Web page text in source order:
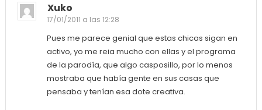
Xuko
17/01/2011 a las 12:28
Pues me parece genial que estas chicas sigan en
activo, yo me reia mucho con ellas y el programa
de la parodía, que algo casposillo, por lo menos
mostraba que había gente en sus casas que
pensaba y tenían esa dote creativa.